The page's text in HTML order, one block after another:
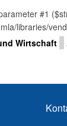
#1
libraries/
Wirtschaft